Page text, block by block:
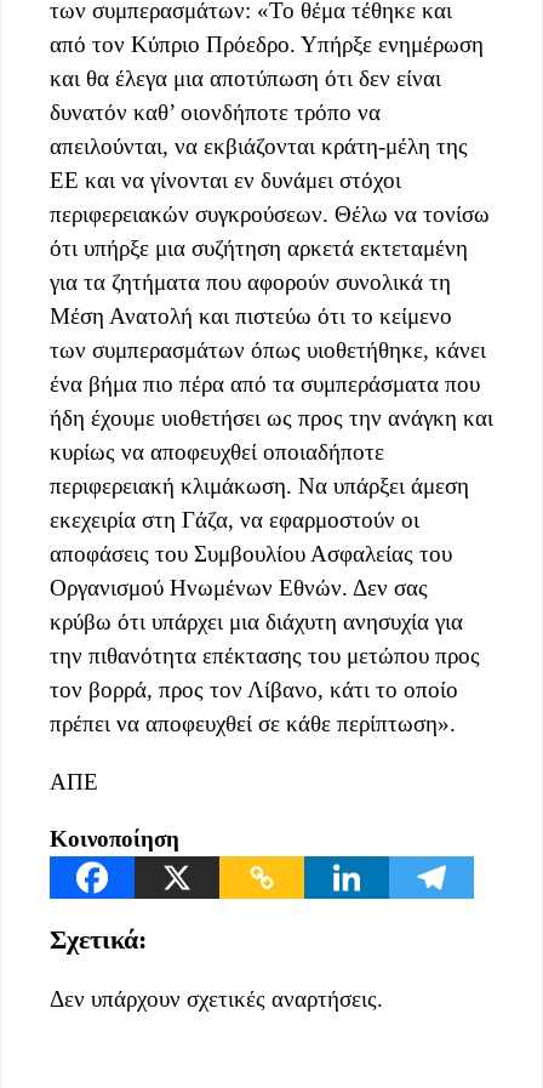
των συμπερασμάτων: «Το θέμα τέθηκε και
από τον Κύπριο Πρόεδρο. Υπήρξε ενημέρωση
και θα έλεγα μια αποτύπωση ότι δεν είναι
δυνατόν καθ’ οιονδήποτε τρόπο να
απειλούνται, να εκβιάζονται κράτη-μέλη της
ΕΕ και να γίνονται εν δυνάμει στόχοι
περιφερειακών συγκρούσεων. Θέλω να τονίσω
ότι υπήρξε μια συζήτηση αρκετά εκτεταμένη
για τα ζητήματα που αφορούν συνολικά τη
Μέση Ανατολή και πιστεύω ότι το κείμενο
των συμπερασμάτων όπως υιοθετήθηκε, κάνει
ένα βήμα πιο πέρα από τα συμπεράσματα που
ήδη έχουμε υιοθετήσει ως προς την ανάγκη και
κυρίως να αποφευχθεί οποιαδήποτε
περιφερειακή κλιμάκωση. Να υπάρξει άμεση
εκεχειρία στη Γάζα, να εφαρμοστούν οι
αποφάσεις του Συμβουλίου Ασφαλείας του
Οργανισμού Ηνωμένων Εθνών. Δεν σας
κρύβω ότι υπάρχει μια διάχυτη ανησυχία για
την πιθανότητα επέκτασης του μετώπου προς
τον βορρά, προς τον Λίβανο, κάτι το οποίο
πρέπει να αποφευχθεί σε κάθε περίπτωση».
ΑΠΕ
Κοινοποίηση
Σχετικά:
Δεν υπάρχουν σχετικές αναρτήσεις.